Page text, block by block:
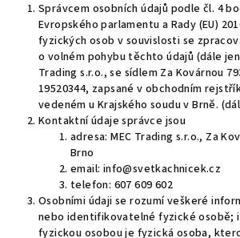
Správcem osobních údajů podle čl. 4
Evropského parlamentu a Rady (EU)
fyzických osob v souvislosti se
o volném pohybu těchto údajů (dále
Trading s.r.o., se sídlem Za Kovárnou
19520344, zapsané v obchodním
vedeném u Krajského soudu v Brně.
Kontaktní údaje správce jsou
adresa: MEC Trading s.r.o., Za
Brno
email: info@svetkachnicek.cz
telefon: 607 609 602
Osobními údaji se rozumí veškeré
nebo identifikovatelné fyzické osobě;
fyzickou osobou je fyzická osoba,